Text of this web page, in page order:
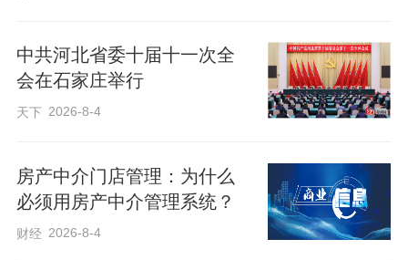
枯树时，磕碰间树皮掉落一块，露出奇特
的纹路——蜿蜒曲折，似篆非篆，如天书
般独一无二、无法复制。陈永顺一下子被
对虫蚀艺术的研究便一发不可收拾。此后
三十余年，他走村串乡、钻林入坑，搜集
百年枣木、榆木、梧桐木及苹果树等枯木
中共河北省委十届十一次全
会在石家庄举行
天下 2026-8-4
房产中介门店管理：为什么
必须用房产中介管理系统？
财经 2026-8-4